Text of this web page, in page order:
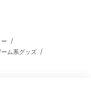
/
ム系グッズ /